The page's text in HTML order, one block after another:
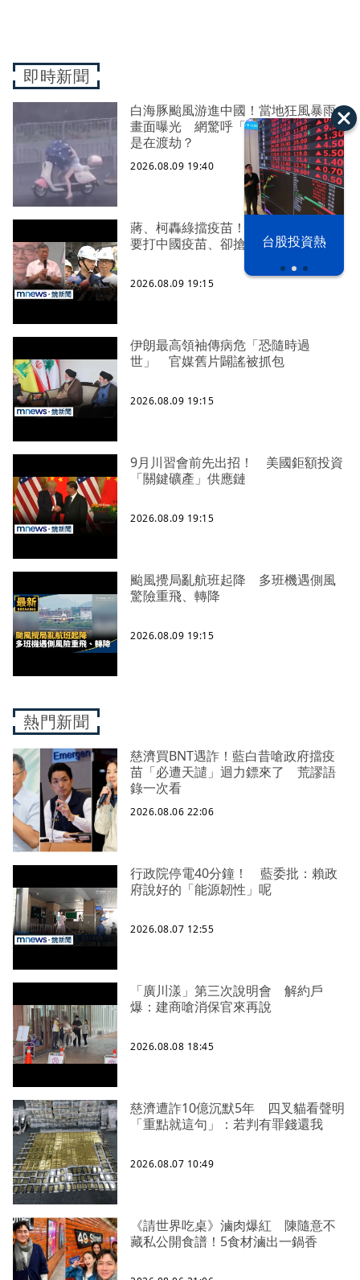
漢光42演習 台股投資熱
即時新聞
白海豚颱風游進中國！當地狂風暴雨
畫面曝光 網驚呼「比巴威大」：這
是在渡劫？
2026.08.09 19:40
蔣、柯轟綠擋疫苗！ 醫師酸：嘴喊
要打中國疫苗、卻搶打AZ
2026.08.09 19:15
伊朗最高領袖傳病危「恐隨時過
世」 官媒舊片闢謠被抓包
2026.08.09 19:15
9月川習會前先出招！ 美國鉅額投資
「關鍵礦產」供應鏈
2026.08.09 19:15
颱風攪局亂航班起降 多班機遇側風
驚險重飛、轉降
2026.08.09 19:15
熱門新聞
慈濟買BNT遇詐！藍白昔嗆政府擋疫
苗「必遭天譴」迴力鏢來了 荒謬語
錄一次看
2026.08.06 22:06
行政院停電40分鐘！ 藍委批：賴政
府說好的「能源韌性」呢
2026.08.07 12:55
「廣川漾」第三次說明會 解約戶
爆：建商嗆消保官來再說
2026.08.08 18:45
慈濟遭詐10億沉默5年 四叉貓看聲明
「重點就這句」：若判有罪錢還我
2026.08.07 10:49
《請世界吃桌》滷肉爆紅 陳隨意不
藏私公開食譜！5食材滷出一鍋香